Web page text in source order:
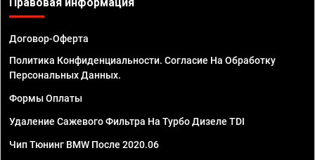
Договор-Оферта
Политика Конфиденциальности. Согласие На Обработку
Персональных Данных.
Формы Оплаты
Удаление Сажевого Фильтра На Турбо Дизеле TDI
Чип Тюнинг BMW После 2020.06